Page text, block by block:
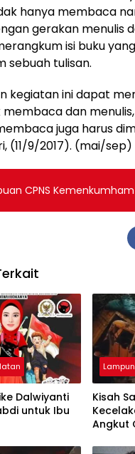
hanya membaca
gerakan menulis
isi buku
sebuah tulisan.
kegiatan ini dapat
dan
juga harus
(11/9/2017). (mai/sep)
CPNS
Dalwiyanti
untuk Ibu
Kisah
Angkut